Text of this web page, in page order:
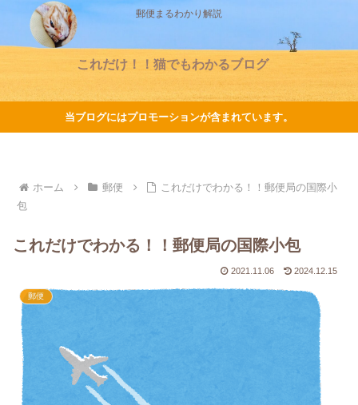
郵便まるわかり解説
これだけ！！猫でもわかるブログ
当ブログにはプロモーションが含まれています。
ホーム 郵便
これだけでわかる！！郵便局の国際小
包
これだけでわかる！！郵便局の国際小包
2021.11.06 2024.12.15
郵便